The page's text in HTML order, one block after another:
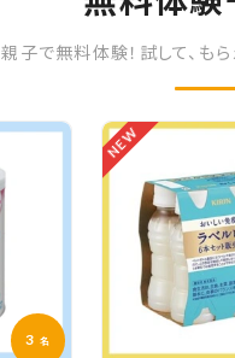
親子で無料体験！試して、も
3 名
NEW